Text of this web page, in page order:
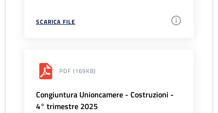
SCARICA FILE
PDF (169KB)
Congiuntura Unioncamere - Costruzioni -
4° trimestre 2025